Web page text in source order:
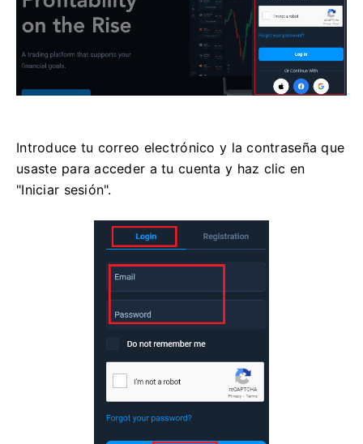
Introduce tu correo electrónico y la contraseña que
usaste para acceder a tu cuenta y haz clic en
"Iniciar sesión".